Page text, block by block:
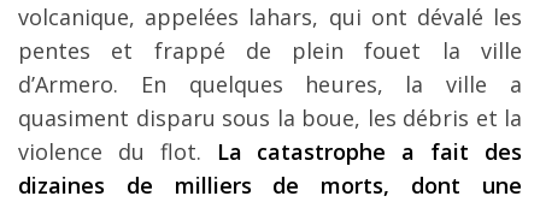
volcanique, appelées lahars, qui ont dévalé les
pentes et frappé de plein fouet la ville
d’Armero. En quelques heures, la ville a
quasiment disparu sous la boue, les débris et la
violence du flot.
La catastrophe a fait des
dizaines de milliers de morts, dont une